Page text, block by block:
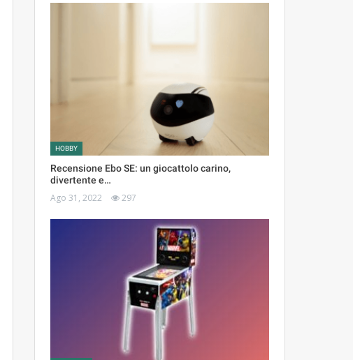
HOBBY
Recensione Ebo SE: un giocattolo carino,
divertente e…
Ago 31, 2022 297